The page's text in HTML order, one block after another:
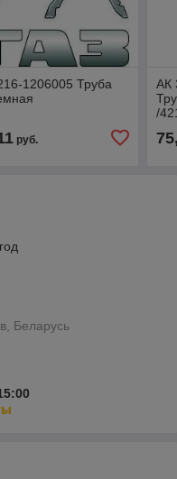
1206005 Труба
руб.
АК
/
Беларусь